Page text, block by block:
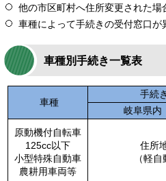
他の市区町村へ住所変更された場
車種によって手続きの受付窓口が
車種別手続き一覧表
車種
手続
岐阜県内
原動機付自転車
125cc以下
小型特殊自動車
農耕用車両等
住所
（軽